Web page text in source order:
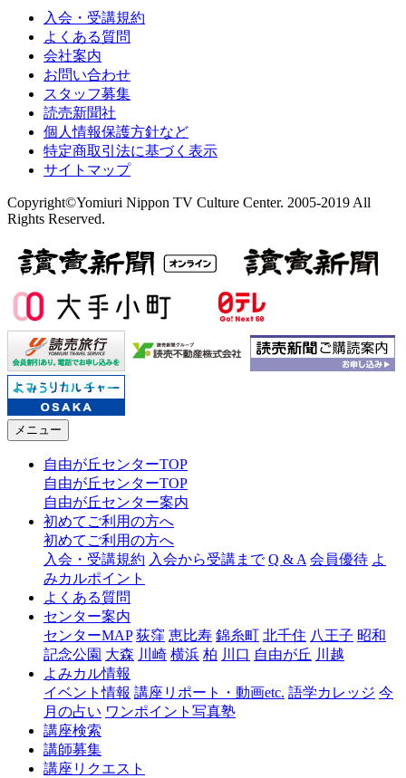
入会・受講規約
よくある質問
会社案内
お問い合わせ
スタッフ募集
読売新聞社
個人情報保護方針など
特定商取引法に基づく表示
サイトマップ
Copyright©Yomiuri Nippon TV Culture Center. 2005-2019 All
Rights Reserved.
メニュー
自由が丘センターTOP
自由が丘センターTOP
自由が丘センター案内
初めてご利用の方へ
初めてご利用の方へ
入会・受講規約 入会から受講まで Q & A 会員優待 よ
みカルポイント
よくある質問
センター案内
センターMAP 荻窪 恵比寿 錦糸町 北千住 八王子 昭和
記念公園 大森 川崎 横浜 柏 川口 自由が丘 川越
よみカル情報
イベント情報 講座リポート・動画etc. 語学カレッジ 今
月の占い ワンポイント写真塾
講座検索
講師募集
講座リクエスト